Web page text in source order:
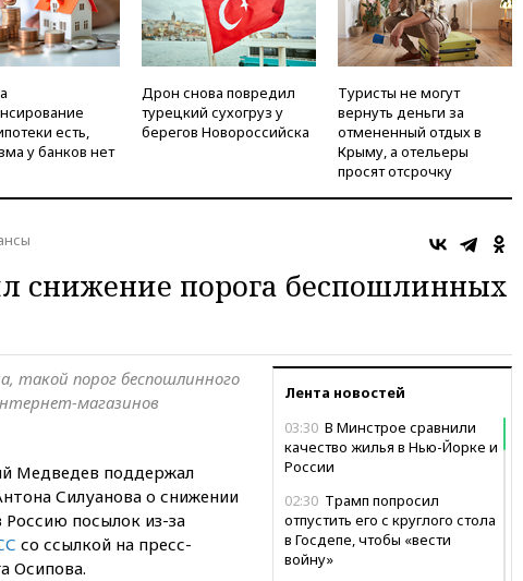
есть,
у банков нет
Дрон снова повредил
турецкий сухогруз у
берегов Новороссийска
Туристы не могут
вернуть деньги за
отмененный отдых в
Крыму, а отельеры
просят отсрочку
снижение порога беспошлинных
Лента новостей
03:30 В Минстрое сравнили
качество жилья в Нью-Йорке и
России
02:30 Трамп попросил
отпустить его с круглого стола
в Госдепе, чтобы «вести
войну»
такой порог беспошлинного
магазинов
Медведев поддержал
Силуанова о снижении
Россию посылок из-за
со ссылкой на пресс-
Осипова.